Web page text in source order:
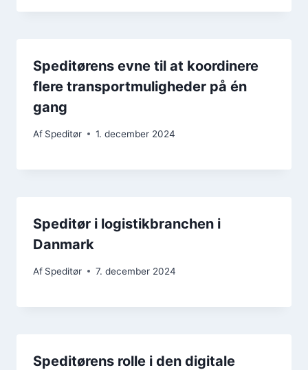
Speditørens evne til at koordinere
flere transportmuligheder på én
gang
Af Speditør 1. december 2024
Speditør i logistikbranchen i
Danmark
Af Speditør 7. december 2024
Speditørens rolle i den digitale